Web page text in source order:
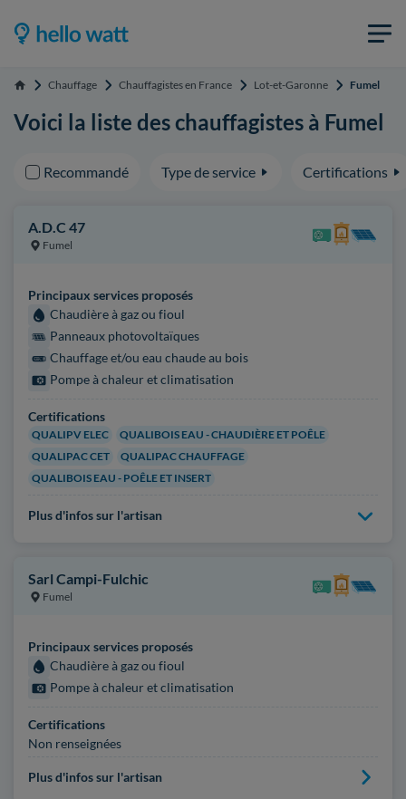
Accueil Chauffage Chauffagistes en France Lot-et-Garonne Fumel
Voici la liste des chauffagistes à Fumel
Recommandé Type de service Certifications
A.D.C 47
Fumel
Principaux services proposés
Chaudière à gaz ou fioul
Panneaux photovoltaïques
Chauffage et/ou eau chaude au bois
Pompe à chaleur et climatisation
Certifications
QUALIPV ELEC
QUALIBOIS EAU - CHAUDIÈRE ET POÊLE
QUALIPAC CET
QUALIPAC CHAUFFAGE
QUALIBOIS EAU - POÊLE ET INSERT
Plus d'infos sur l'artisan
Sarl Campi-Fulchic
Fumel
Principaux services proposés
Chaudière à gaz ou fioul
Pompe à chaleur et climatisation
Certifications
Non renseignées
Plus d'infos sur l'artisan